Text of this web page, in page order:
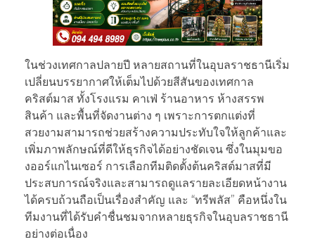
ในช่วงเทศกาลปลายปี หลายสถานที่ในอุบลราชธานีเริ่ม
เปลี่ยนบรรยากาศให้เต็มไปด้วยสีสันของเทศกาล
คริสต์มาส ทั้งโรงแรม คาเฟ่ ร้านอาหาร ห้างสรรพ
สินค้า และพื้นที่จัดงานต่าง ๆ เพราะการตกแต่งที่
สวยงามสามารถช่วยสร้างความประทับใจให้ลูกค้าและ
เพิ่มภาพลักษณ์ที่ดีให้ธุรกิจได้อย่างชัดเจน ซึ่งในมุมขอ
งออร์แกไนเซอร์ การเลือกทีมติดตั้งต้นคริสต์มาสที่มี
ประสบการณ์จริงและสามารถดูแลรายละเอียดหน้างาน
ได้ครบถ้วนถือเป็นเรื่องสำคัญ และ “ทรีพลัส” คือหนึ่งใน
ทีมงานที่ได้รับคำชื่นชมจากหลายธุรกิจในอุบลราชธานี
อย่างต่อเนื่อง